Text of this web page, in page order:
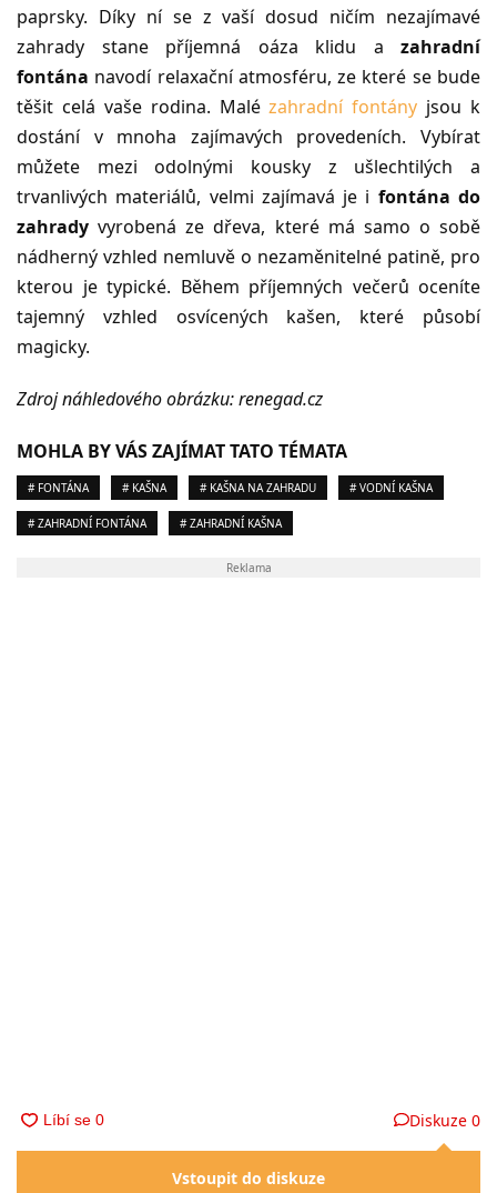
paprsky. Díky ní se z vaší dosud ničím nezajímavé
zahrady stane příjemná oáza klidu a zahradní
fontána navodí relaxační atmosféru, ze které se bude
těšit celá vaše rodina. Malézahradní fontány jsou k
dostání v mnoha zajímavých provedeních. Vybírat
můžete mezi odolnými kousky z ušlechtilých a
trvanlivých materiálů, velmi zajímavá je i fontána do
zahrady vyrobená ze dřeva, které má samo o sobě
nádherný vzhled nemluvě o nezaměnitelné patině, pro
kterou je typické. Během příjemných večerů oceníte
tajemný vzhled osvícených kašen, které působí
magicky.
Zdroj náhledového obrázku: renegad.cz
MOHLA BY VÁS ZAJÍMAT TATO TÉMATA
# FONTÁNA # KAŠNA # KAŠNA NA ZAHRADU # VODNÍ KAŠNA
# ZAHRADNÍ FONTÁNA # ZAHRADNÍ KAŠNA
Reklama
Diskuze 0
Vstoupit do diskuze